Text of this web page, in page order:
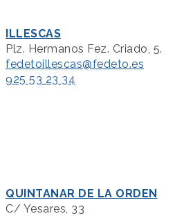
ILLESCAS
Plz. Hermanos Fez. Criado, 5.
fedetoillescas@fedeto.es
925 53 23 34
QUINTANAR DE LA ORDEN
C/ Yesares, 33